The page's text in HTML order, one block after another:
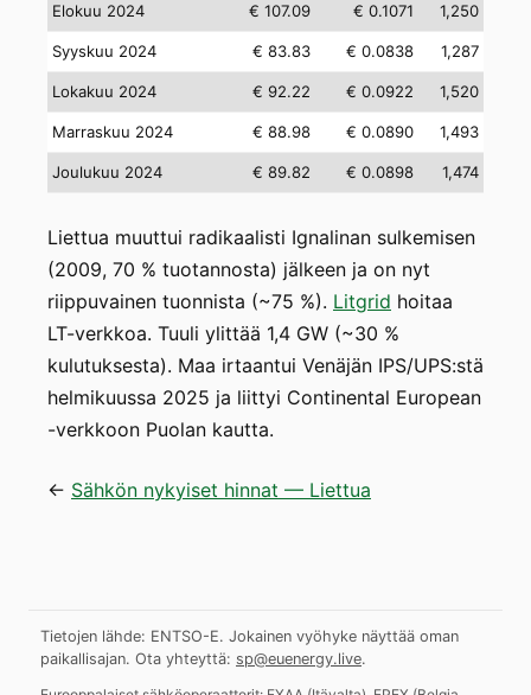
Elokuu 2024 € 107.09 € 0.1071 1,250
Syyskuu 2024 € 83.83 € 0.0838 1,287
Lokakuu 2024 € 92.22 € 0.0922 1,520
Marraskuu 2024 € 88.98 € 0.0890 1,493
Joulukuu 2024 € 89.82 € 0.0898 1,474
Liettua muuttui radikaalisti Ignalinan sulkemisen
(2009, 70 % tuotannosta) jälkeen ja on nyt
riippuvainen tuonnista (~75 %). Litgrid hoitaa
LT-verkkoa. Tuuli ylittää 1,4 GW (~30 %
kulutuksesta). Maa irtaantui Venäjän IPS/UPS:stä
helmikuussa 2025 ja liittyi Continental European
-verkkoon Puolan kautta.
← Sähkön nykyiset hinnat — Liettua
Tietojen lähde: ENTSO-E. Jokainen vyöhyke näyttää oman
paikallisajan. Ota yhteyttä: sp@euenergy.live.